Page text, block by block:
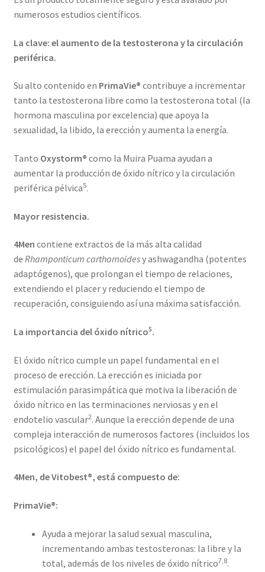
numerosos estudios científicos.
La clave: el aumento de la testosterona y la circulación
periférica.
Su alto contenido en PrimaVie® contribuye a incrementar
tanto la testosterona libre como la testosterona total (la
hormona masculina por excelencia) que apoya la
sexualidad, la libido, la erección y aumenta la energía.
Tanto Oxystorm® como la Muira Puama ayudan a
aumentar la producción de óxido nítrico y la circulación
periférica pélvica5.
Mayor resistencia.
4Men contiene extractos de la más alta calidad
de Rhamponticum carthamoidesy ashwagandha (potentes
adaptógenos), que prolongan el tiempo de relaciones,
extendiendo el placer y reduciendo el tiempo de
recuperación, consiguiendo así una máxima satisfacción.
La importancia del óxido nítrico5.
El óxido nítrico cumple un papel fundamental en el
proceso de erección. La erección es iniciada por
estimulación parasimpática que motiva la liberación de
óxido nítrico en las terminaciones nerviosas y en el
endotelio vascular2. Aunque la erección depende de una
compleja interacción de numerosos factores (incluidos los
psicológicos) el papel del óxido nítrico es fundamental.
4Men, de Vitobest®, está compuesto de:
PrimaVie®:
Ayuda a mejorar la salud sexual masculina,
incrementando ambas testosteronas: la libre y la
total, además de los niveles de óxido nítrico7,8.